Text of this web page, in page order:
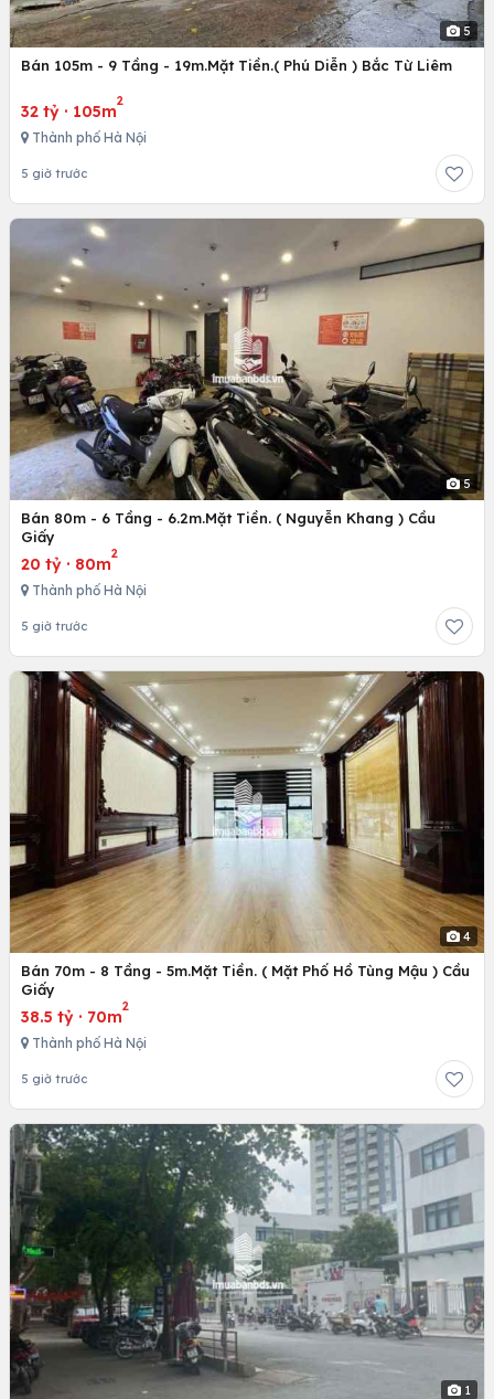
5
Bán 105m - 9 Tầng - 19m.Mặt Tiền.( Phú Diễn ) Bắc Từ Liêm
32 tỷ · 105m
2
Thành phố Hà Nội
5 giờ trước
5
Bán 80m - 6 Tầng - 6.2m.Mặt Tiền. ( Nguyễn Khang ) Cầu
Giấy
20 tỷ · 80m
2
Thành phố Hà Nội
5 giờ trước
4
Bán 70m - 8 Tầng - 5m.Mặt Tiền. ( Mặt Phố Hồ Tùng Mậu ) Cầu
Giấy
38.5 tỷ · 70m
2
Thành phố Hà Nội
5 giờ trước
1